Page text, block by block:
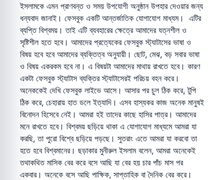
ইসলামকে এমন প্রাণবন্ত ও সময় উপযোগী অনুষ্ঠান উপহার দেওয়ার জন্য
ধন্যবাদ জানাই। ফেসবুক একটি আন্তর্জাতিক যোগাযোগ মাধ্যম। এটির
ব্যপ্তি বিশ্বময়। তাই এটি ব্যবহারের ক্ষেত্রে আমাদের যত্নশীল ও
সৃষ্টিশীল হতে হবে। আমাদের প্রত্যেকের ফেসবুক স্ট্যাটাসের ভাষা ও
বিষয় হবে হবে আমাদের ব্যক্তিত্ব অনুযায়ী। ছোট, মেঝ, বড় সবার ভাষা
ও বিষয় একরকম হবে না। এ বিষয়টা আমাদের মাথায় রাখতে হবে। কারণ
একটা ফেসবুক স্ট্যাটাস ব্যক্তির স্ট্যাটাসেরই পরিচয় বহন করে।
অনেককেই দেখি ফেসবুক লাইভে আসে। আসার পর চুল ঠিক করে, টুপি
ঠিক করে, চেহারায় হাত ডলে ইত্যাদি। এসব হাস্যকর কাজ অনেক মানুষই
বিনোদন হিসেবে নেই। আমরা হই তাদের কাছে হাসির পাত্র। আমাদের
মনে রাখতে হবে। বিশ্বময় ছড়িয়ে থাকা এ যোগাযোগ মাধ্যমে আমরা যা
করছি, তা পুরো বিশ্বে ছড়িয়ে পড়ছে। সুতরাং এতে আমরা যা করবো তা
হতে হবে বিশ্বমানের। ছড়াকার মুনীরুল ইসলাম বলেন, আমরা অনেকেই
তথাকথিত মাসিক বের করে বসে আছি যা বের হয় চার পাঁচ মাস পর
একবার। অনেকে বসে আছি পাক্ষিক, সাপ্তাহিক বা দৈনিক বের করে।